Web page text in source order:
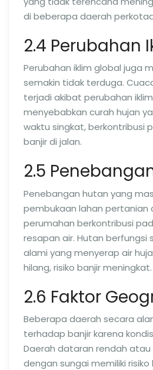
di beberapa daerah
2.4 Perubahan
Perubahan iklim global juga
semakin tidak terduga.
terjadi akibat perubahan
menyebabkan curah hujan
waktu singkat, berkontribusi
banjir di jalan.
2.5
Penebangan hutan yang
pembukaan lahan
perumahan berkontribusi
resapan air. Hutan berfungsi
alami yang menyerap air
hilang, risiko banjir meningkat.
2.6 Faktor
Beberapa daerah secara
terhadap banjir karena
Daerah dataran rendah
dengan sungai memiliki